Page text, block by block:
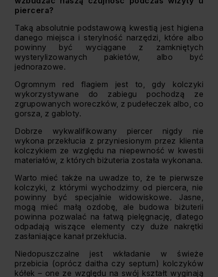
piercera?
Taką absolutnie podstawową kwestią jest higiena
danego miejsca i sterylność narzędzi, które albo
powinny być wyciągane z zamkniętych
wysterylizowanych pakietów, albo być
jednorazowe.
Ogromnym red flagiem jest to, gdy kolczyki
wykorzystywane do zabiegu pochodzą ze
zgrupowanych woreczków, z pudełeczek albo, co
gorsza, z gabloty.
Dobrze wykwalifikowany piercer nigdy nie
wykona przekłucia z przyniesionym przez klienta
kolczykiem ze względu na niepewność w kwestii
materiałów, z których biżuteria została wykonana.
Warto mieć także na uwadze to, że te pierwsze
kolczyki, z którymi wychodzimy od piercera, nie
powinny być specjalnie widowiskowe. Jasne,
mogą mieć małą ozdobę, ale budowa biżuterii
powinna pozwalać na łatwą pielęgnację, dlatego
odpadają wiszące elementy czy duże nakrętki
zasłaniające kanał przekłucia.
Niedopuszczalne jest wkładanie w świeże
przebicia (oprócz daitha czy septum) kolczyków
kółek – one ze względu na swój kształt wyginają